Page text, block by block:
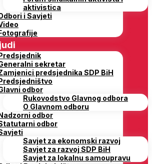
aktivistica
i Savjeti
sekretar
predsjednika SDP BiH
odbor
Rukovodstvo Glavnog odbora
O Glavnom odboru
odbor
odbor
Savjet za ekonomski razvoj
Savjet za razvoj SDP BiH
Savjet za lokalnu samoupravu